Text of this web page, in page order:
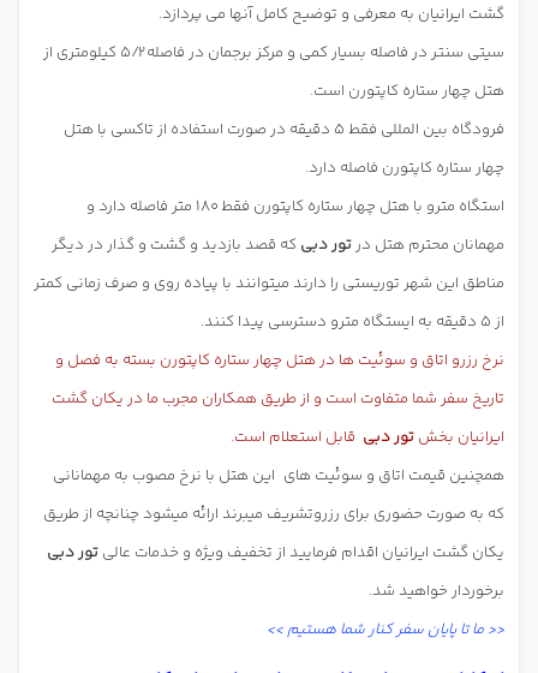
گشت ایرانیان به معرفی و توضیح کامل آنها می پردازد.
سیتی سنتر در فاصله بسیار کمی و مرکز برجمان در فاصله 5/2 کیلومتری از
هتل چهار ستاره کاپتورن است.
فرودگاه بین المللی فقط 5 دقیقه در صورت استفاده از تاکسی با هتل
چهار ستاره کاپتورن فاصله دارد.
استگاه مترو با هتل چهار ستاره کاپتورن فقط 180 متر فاصله دارد و
مهمانان محترم هتل در تور دبی که قصد بازدید و گشت و گذار در دیگر
مناطق این شهر توریستی را دارند میتوانند با پیاده روی و صرف زمانی کمتر
از 5 دقیقه به ایستگاه مترو دسترسی پیدا کنند.
نرخ رزرو اتاق و سوئیت ها در هتل چهار ستاره کاپتورن بسته به فصل و
تاریخ سفر شما متفاوت است و از طریق همکاران مجرب ما در یکان گشت
ایرانیان بخش تور دبی قابل استعلام است.
همچنین قیمت اتاق و سوئیت های این هتل با نرخ مصوب به مهمانانی
که به صورت حضوری برای رزروتشریف میبرند ارائه میشود چنانچه از طریق
یکان گشت ایرانیان اقدام فرمایید از تخفیف ویژه و خدمات عالی تور دبی
برخوردار خواهید شد.
<< ما تا پایان سفر کنار شما هستیم >>